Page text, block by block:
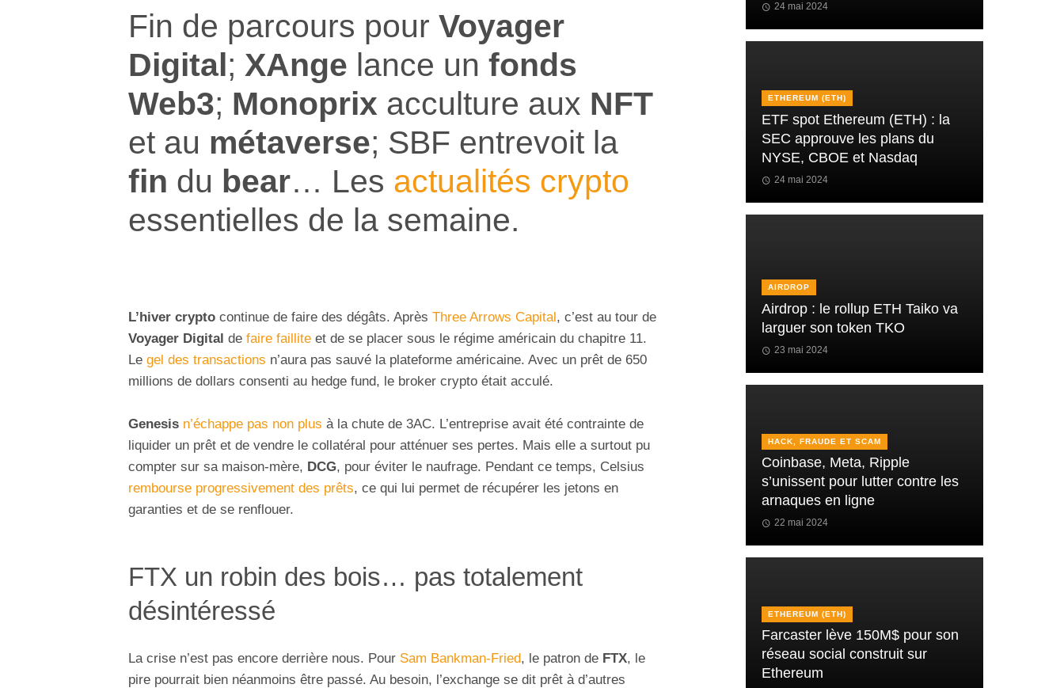
Fin de parcours pour Voyager
Digital; XAnge lance un fonds
Web3; Monoprix acculture aux NFT
et au métaverse; SBF entrevoit la
fin du bear… Les actualités crypto
essentielles de la semaine.
L’hiver crypto continue de faire des dégâts. Après Three Arrows Capital, c’est au tour de
Voyager Digital de faire faillite et de se placer sous le régime américain du chapitre 11.
Le gel des transactions n’aura pas sauvé la plateforme américaine. Avec un prêt de 650
millions de dollars consenti au hedge fund, le broker crypto était acculé.
Genesis n’échappe pas non plus à la chute de 3AC. L’entreprise avait été contrainte de
liquider un prêt et de vendre le collatéral pour atténuer ses pertes. Mais elle a surtout pu
compter sur sa maison-mère, DCG, pour éviter le naufrage. Pendant ce temps, Celsius
rembourse progressivement des prêts, ce qui lui permet de récupérer les jetons en
garanties et de se renflouer.
FTX un robin des bois… pas totalement
désintéressé
La crise n’est pas encore derrière nous. Pour Sam Bankman-Fried, le patron de FTX, le
pire pourrait bien néanmoins être passé. Au besoin, l’exchange se dit prêt à d’autres
24 mai 2024
ETHEREUM (ETH)
ETF spot Ethereum (ETH) : la
SEC approuve les plans du
NYSE, CBOE et Nasdaq
24 mai 2024
AIRDROP
Airdrop : le rollup ETH Taiko va
larguer son token TKO
23 mai 2024
HACK, FRAUDE ET SCAM
Coinbase, Meta, Ripple
s’unissent pour lutter contre les
arnaques en ligne
22 mai 2024
ETHEREUM (ETH)
Farcaster lève 150M$ pour son
réseau social construit sur
Ethereum